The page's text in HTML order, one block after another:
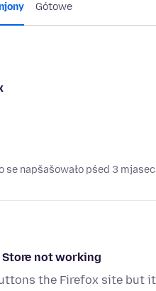
Gótowe
se napšašowało pśed 3
not working
the Firefox site but